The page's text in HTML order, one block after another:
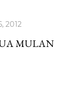
2012
MULAN